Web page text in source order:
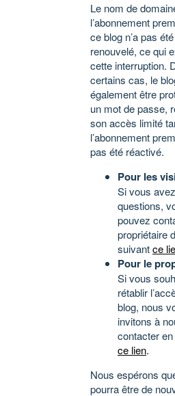
Le nom de
l’abonnement
ce blog n’a pas été
renouvelé, ce qui
cette interruption.
certains cas, le
également être
un mot de passe,
son accès limité
l’abonnement
pas été réactivé.
Pour les
Si vous
questions,
pouvez
propriétaire
suivantce
Pour le
Si vous
rétablir
blog, nous
invitons à
contacter
ce lien.
Nous espérons
pourra être de